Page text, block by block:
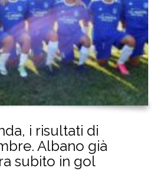
i risultati di
Albano già
subito in gol